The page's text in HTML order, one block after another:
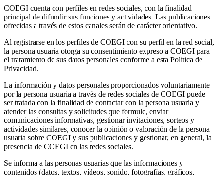
COEGI cuenta con perfiles en redes sociales, con la finalidad
principal de difundir sus funciones y actividades. Las publicaciones
ofrecidas a través de estos canales serán de carácter orientativo.
Al registrarse en los perfiles de COEGI con su perfil en la red social,
la persona usuaria otorga su consentimiento expreso a COEGI para
el tratamiento de sus datos personales conforme a esta Política de
Privacidad.
La información y datos personales proporcionados voluntariamente
por la persona usuaria a través de redes sociales de COEGI puede
ser tratada con la finalidad de contactar con la persona usuaria y
atender las consultas y solicitudes que formule, enviar
comunicaciones informativas, gestionar invitaciones, sorteos y
actividades similares, conocer la opinión o valoración de la persona
usuaria sobre COEGI y sus publicaciones y gestionar, en general, la
presencia de COEGI en las redes sociales.
Se informa a las personas usuarias que las informaciones y
contenidos (datos, textos, vídeos, sonido, fotografías, gráficos,